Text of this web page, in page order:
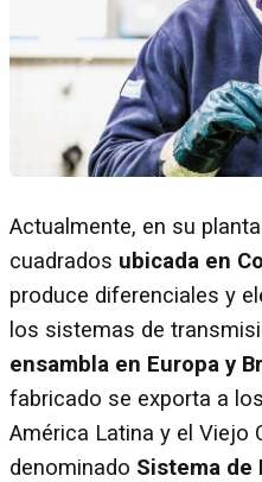
Actualmente, en su
cuadrados ubicada en
produce diferenciales y
los sistemas de
ensambla en Europa y
fabricado se exporta a
América Latina y el Viejo
denominado Sistema de